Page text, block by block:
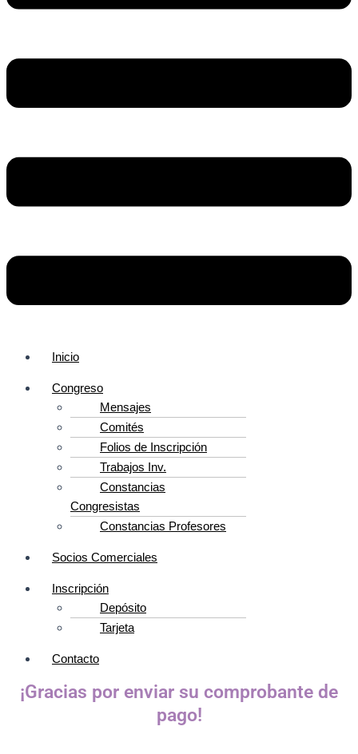
Inicio
Congreso
Mensajes
Comités
Folios de Inscripción
Trabajos Inv.
Constancias
Congresistas
Constancias Profesores
Socios Comerciales
Inscripción
Depósito
Tarjeta
Contacto
¡Gracias por enviar su comprobante de
pago!